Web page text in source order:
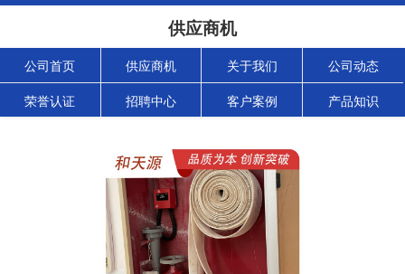
供应商机
公司首页 供应商机 关于我们 公司动态
荣誉认证 招聘中心 客户案例 产品知识